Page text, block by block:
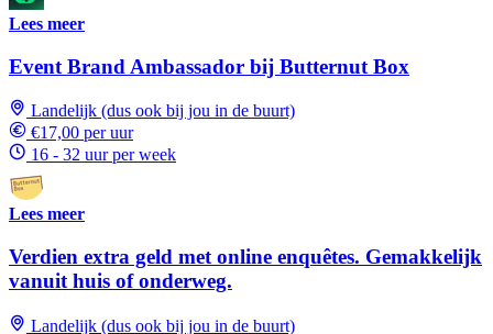
Lees meer
Event Brand Ambassador bij Butternut Box
Landelijk (dus ook bij jou in de buurt)
€17,00 per uur
16 - 32 uur per week
Lees meer
Verdien extra geld met online enquêtes. Gemakkelijk
vanuit huis of onderweg.
Landelijk (dus ook bij jou in de buurt)